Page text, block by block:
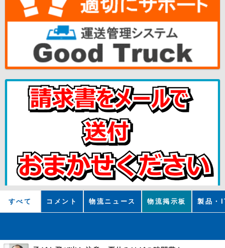
すべて コメント 物流ニュース 物流掲示板 製品・